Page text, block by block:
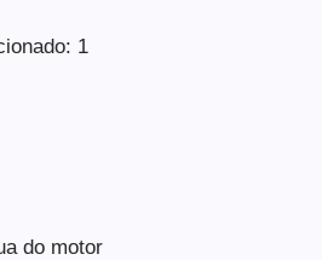
1
do motor